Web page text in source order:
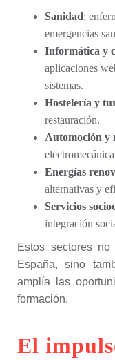
Sanidad:
emergencias
Informática y
aplicaciones
sistemas.
Hostelería y
restauración.
Automoción y
Energías
alternativas y
Servicios
integración
Estos sectores
España, sino
amplía las
formación.
El